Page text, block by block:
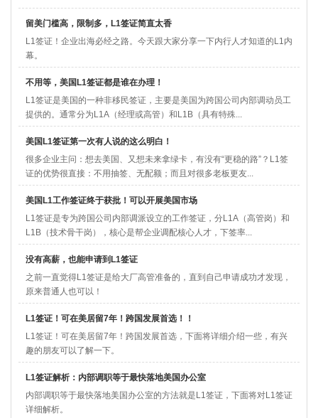
留美门槛高，限制多，L1签证简直太香
L1签证！企业出海必经之路。今天跟大家分享一下内行人才知道的L1内
幕。
不用等，美国L1签证都是谁在办理！
L1签证​是美国的一种非移民签证，主要是美国为跨国公司内部调动员工
提供的。通常分为L1A（经理或高管）和L1B（具有特殊...
美国L1签证第一次有人说的这么明白！
很多企业主问：想去美国、又想未来拿绿卡，有没有“更稳的路”？L1签
证​的优势很直接：不用抽签、无配额；而且对很多老板更友...
美国L1工作签证终于获批！可以开展美国市场
L1签证是专为跨国公司内部调派设立的工作签证，分L1A（高管岗）和
L1B（技术骨干岗），核心是帮企业调配核心人才，下签率...
没有高薪，也能申请到L1签证
之前一直觉得L1签证​是给大厂高管准备的，直到自己申请成功才发现，
原来普通人也可以！
L1签证！可在美居留7年！跨国发展首选！！
L1签证！可在美居留7年！跨国发展首选，下面将详细介绍一些，有兴
趣的朋友可以了解一下。
L1签证解析：内部调职等于最快落地美国办公室
内部调职等于最快落地美国办公室的方法就是L1签证，下面将对L1签证
详细解析。